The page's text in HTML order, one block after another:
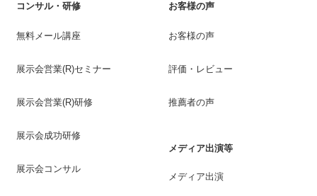
コンサル・研修
無料メール講座
展示会営業(R)セミナー
展示会営業(R)研修
展示会成功研修
展示会コンサル
お客様の声
お客様の声
評価・レビュー
推薦者の声
メディア出演等
メディア出演